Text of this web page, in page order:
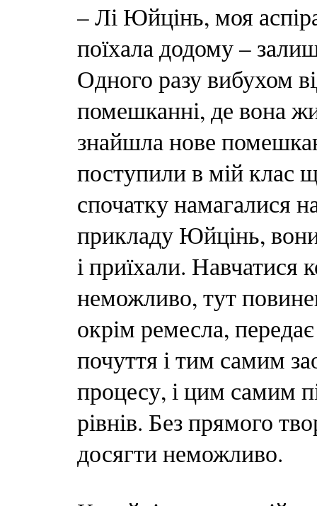
– Лі Юйцінь, моя
поїхала додому –
Одного разу вибухом
помешканні, де вона
знайшла нове
поступили в мій клас
спочатку намагалися
прикладу Юйцінь,
і приїхали. Навчатися
неможливо, тут
окрім ремесла,
почуття і тим самим
процесу, і цим самим
рівнів. Без прямого
досягти неможливо.